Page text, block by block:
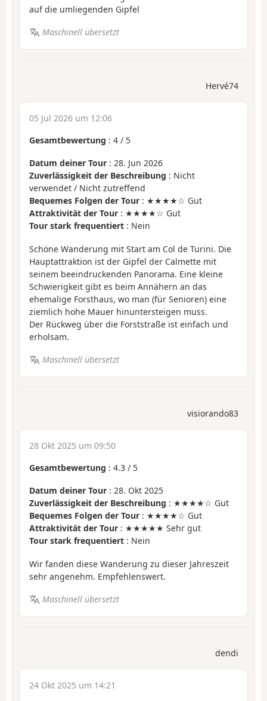
auf die umliegenden Gipfel
Maschinell übersetzt
Hervé74
05 Jul 2026 um 12:06
Gesamtbewertung : 4 / 5
Datum deiner Tour : 28. Jun 2026
Zuverlässigkeit der Beschreibung : Nicht
verwendet / Nicht zutreffend
Bequemes Folgen der Tour : ★★★★☆ Gut
Attraktivität der Tour : ★★★★☆ Gut
Tour stark frequentiert : Nein
Schöne Wanderung mit Start am Col de Turini. Die
Hauptattraktion ist der Gipfel der Calmette mit
seinem beeindruckenden Panorama. Eine kleine
Schwierigkeit gibt es beim Annähern an das
ehemalige Forsthaus, wo man (für Senioren) eine
ziemlich hohe Mauer hinuntersteigen muss.
Der Rückweg über die Forststraße ist einfach und
erholsam.
Maschinell übersetzt
visiorando83
28 Okt 2025 um 09:50
Gesamtbewertung : 4.3 / 5
Datum deiner Tour : 28. Okt 2025
Zuverlässigkeit der Beschreibung : ★★★★☆ Gut
Bequemes Folgen der Tour : ★★★★☆ Gut
Attraktivität der Tour : ★★★★★ Sehr gut
Tour stark frequentiert : Nein
Wir fanden diese Wanderung zu dieser Jahreszeit
sehr angenehm. Empfehlenswert.
Maschinell übersetzt
dendi
24 Okt 2025 um 14:21